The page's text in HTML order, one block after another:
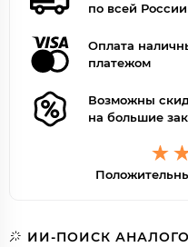
по всей России
Оплата
платежом
Возможны
на большие
ИИ-ПОИСК